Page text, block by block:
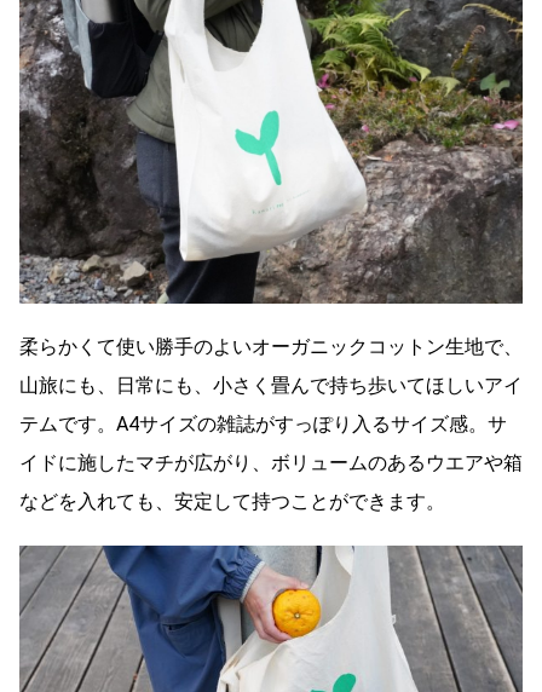
柔らかくて使い勝手のよいオーガニックコットン生地で、
山旅にも、日常にも、小さく畳んで持ち歩いてほしいアイ
テムです。A4サイズの雑誌がすっぽり入るサイズ感。サ
イドに施したマチが広がり、ボリュームのあるウエアや箱
などを入れても、安定して持つことができます。